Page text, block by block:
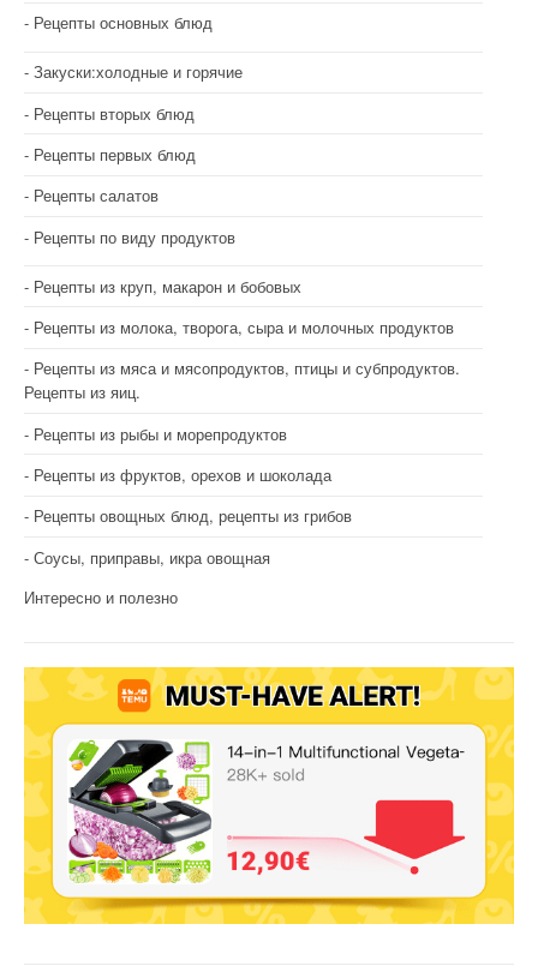
Рецепты основных блюд
Закуски:холодные и горячие
Рецепты вторых блюд
Рецепты первых блюд
Рецепты салатов
Рецепты по виду продуктов
Рецепты из круп, макарон и бобовых
Рецепты из молока, творога, сыра и молочных продуктов
Рецепты из мяса и мясопродуктов, птицы и субпродуктов.
Рецепты из яиц.
Рецепты из рыбы и морепродуктов
Рецепты из фруктов, орехов и шоколада
Рецепты овощных блюд, рецепты из грибов
Соусы, приправы, икра овощная
Интересно и полезно